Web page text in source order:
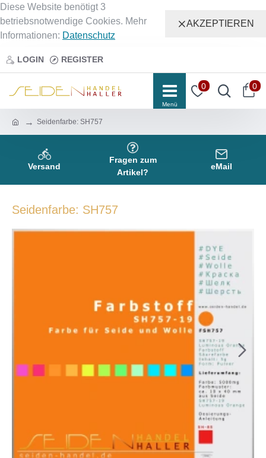
Diese Website benötigt 3
betriebsnotwendige Cookies. Mehr
Informationen: Datenschutz
AKZEPTIEREN
LOGIN REGISTER
0 0
Seidenfarbe: SH757
Versand
Fragen zum
Artikel?
eMail
Seidenfarbe: SH757